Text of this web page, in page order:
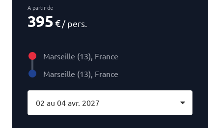
A partir de
395 € / pers.
Marseille (13), France
Marseille (13), France
02 au 04 avr. 2027